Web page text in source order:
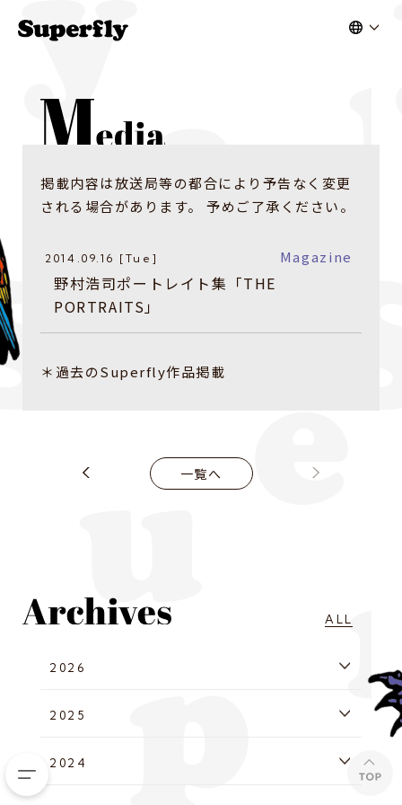
掲載内容は放送局等の都合により予告なく変更
される場合があります。 予めご了承ください。
2014.09.16 [Tue] Magazine
野村浩司ポートレイト集「THE
PORTRAITS」
＊過去のSuperfly作品掲載
一覧へ
ALL
2026
2025
2024